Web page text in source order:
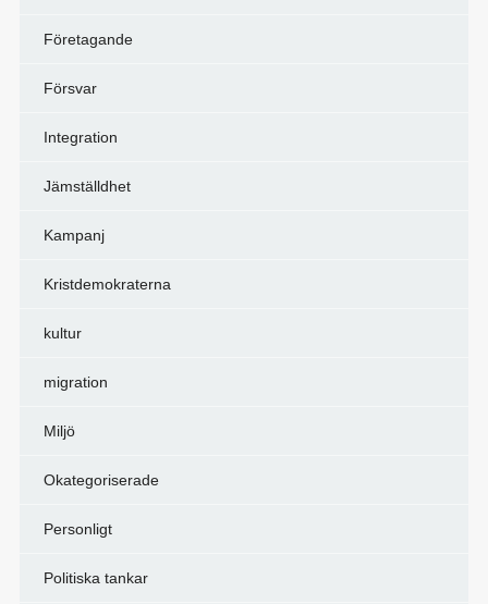
Företagande
Försvar
Integration
Jämställdhet
Kampanj
Kristdemokraterna
kultur
migration
Miljö
Okategoriserade
Personligt
Politiska tankar